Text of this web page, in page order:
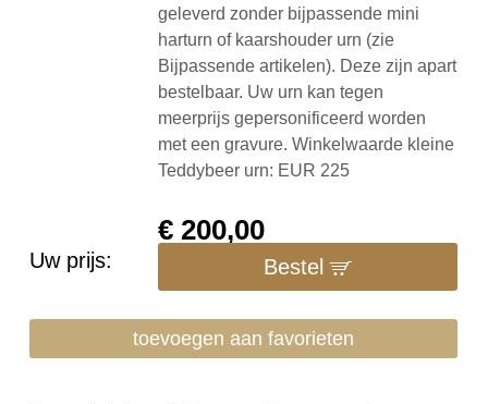
geleverd zonder bijpassende mini
harturn of kaarshouder urn (zie
Bijpassende artikelen). Deze zijn apart
bestelbaar. Uw urn kan tegen
meerprijs gepersonificeerd worden
met een gravure. Winkelwaarde kleine
Teddybeer urn: EUR 225
Uw prijs:
€200,00
Bestel
toevoegen aan favorieten